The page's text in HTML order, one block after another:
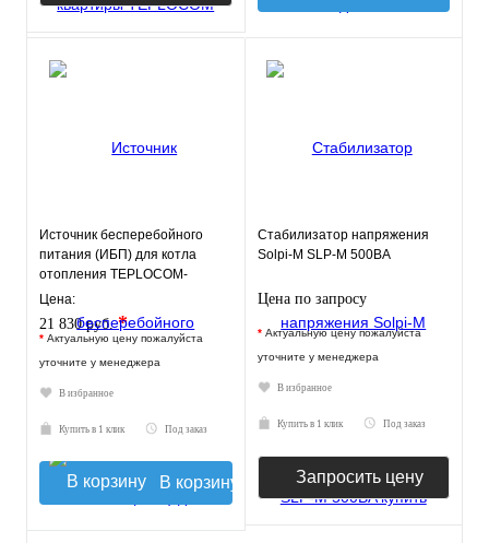
Источник бесперебойного
питания (ИБП) для котла
отопления TEPLOCOM-
250+17
Цена:
21 830 руб.*
* Актуальную цену пожалуйста
уточните у менеджера
В избранное
Купить в 1 клик Под заказ
В корзину
Стабилизатор напряжения
Solpi-M SLP-М 500BA
Цена по запросу
* Актуальную цену пожалуйста
уточните у менеджера
В избранное
Купить в 1 клик Под заказ
Запросить цену